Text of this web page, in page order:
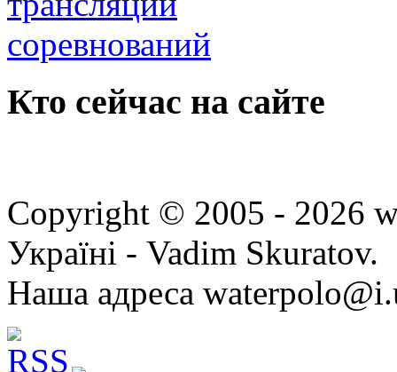
Кто сейчас на сайте
Copyright © 2005 - 2026
Україні - Vadim Skuratov.
Наша адреса